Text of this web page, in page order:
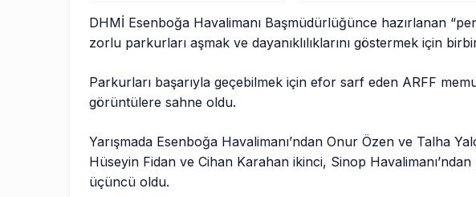
DHMİ Esenboğa Havalimanı Başmüdürlüğünce hazırlanan
zorlu parkurları aşmak ve dayanıklılıklarını göstermek için
Parkurları başarıyla geçebilmek için efor sarf eden ARFF
görüntülere sahne oldu.
Yarışmada Esenboğa Havalimanı’ndan Onur Özen ve Talha
Hüseyin Fidan ve Cihan Karahan ikinci, Sinop
üçüncü oldu.